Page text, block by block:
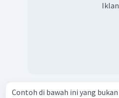
Iklan
Contoh di bawah ini yang